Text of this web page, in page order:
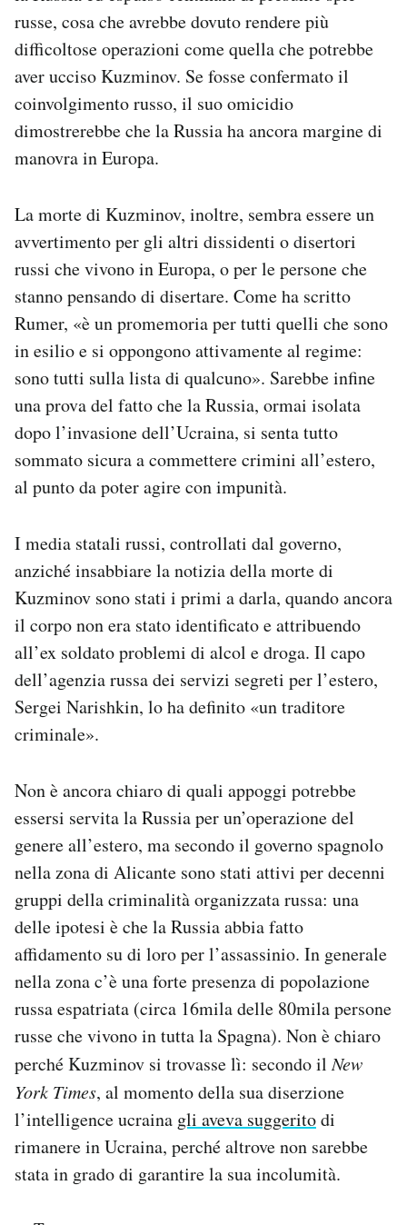
russe, cosa che avrebbe dovuto rendere più
difficoltose operazioni come quella che potrebbe
aver ucciso Kuzminov. Se fosse confermato il
coinvolgimento russo, il suo omicidio
dimostrerebbe che la Russia ha ancora margine di
manovra in Europa.
La morte di Kuzminov, inoltre, sembra essere un
avvertimento per gli altri dissidenti o disertori
russi che vivono in Europa, o per le persone che
stanno pensando di disertare. Come ha scritto
Rumer, «è un promemoria per tutti quelli che sono
in esilio e si oppongono attivamente al regime:
sono tutti sulla lista di qualcuno». Sarebbe infine
una prova del fatto che la Russia, ormai isolata
dopo l’invasione dell’Ucraina, si senta tutto
sommato sicura a commettere crimini all’estero,
al punto da poter agire con impunità.
I media statali russi, controllati dal governo,
anziché insabbiare la notizia della morte di
Kuzminov sono stati i primi a darla, quando ancora
il corpo non era stato identificato e attribuendo
all’ex soldato problemi di alcol e droga. Il capo
dell’agenzia russa dei servizi segreti per l’estero,
Sergei Narishkin, lo ha definito «un traditore
criminale».
Non è ancora chiaro di quali appoggi potrebbe
essersi servita la Russia per un’operazione del
genere all’estero, ma secondo il governo spagnolo
nella zona di Alicante sono stati attivi per decenni
gruppi della criminalità organizzata russa: una
delle ipotesi è che la Russia abbia fatto
affidamento su di loro per l’assassinio. In generale
nella zona c’è una forte presenza di popolazione
russa espatriata (circa 16mila delle 80mila persone
russe che vivono in tutta la Spagna). Non è chiaro
perché Kuzminov si trovasse lì: secondo ilNew
York Times, al momento della sua diserzione
l’intelligence ucraina gli aveva suggeritodi
rimanere in Ucraina, perché altrove non sarebbe
stata in grado di garantire la sua incolumità.